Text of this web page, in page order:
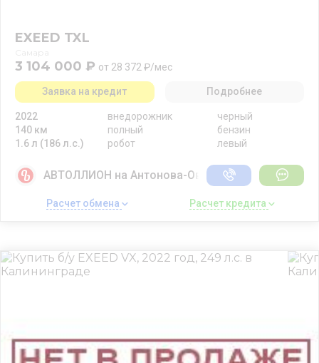
EXEED TXL
Самара
3 104 000 ₽ от 28 372 ₽/мес
2022
140 км
1.6 л (186 л.с.)
внедорожник
полный
робот
черный
бензин
левый
Заявка на кредит Подробнее
АВТОЛЛИОН на Антонова-Овсеенко
Расчет обмена Расчет кредита